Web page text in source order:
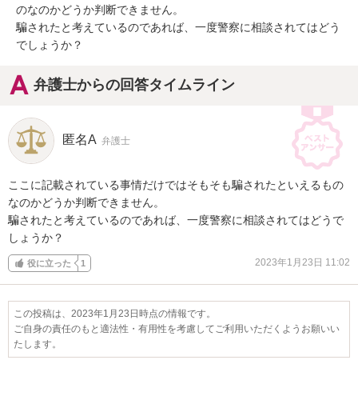
のなのかどうか判断できません。
騙されたと考えているのであれば、一度警察に相談されてはどう
でしょうか？
弁護士からの回答タイムライン
匿名A 弁護士
ここに記載されている事情だけではそもそも騙されたといえるもの
なのかどうか判断できません。
騙されたと考えているのであれば、一度警察に相談されてはどうで
しょうか？
役に立った 1 2023年1月23日 11:02
この投稿は、2023年1月23日時点の情報です。
ご自身の責任のもと適法性・有用性を考慮してご利用いただくようお願いい
たします。